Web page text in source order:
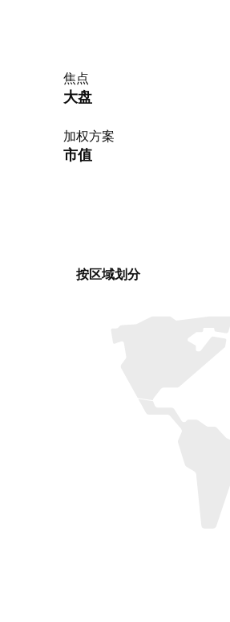
焦点
大盘
加权方案
市值
按区域划分